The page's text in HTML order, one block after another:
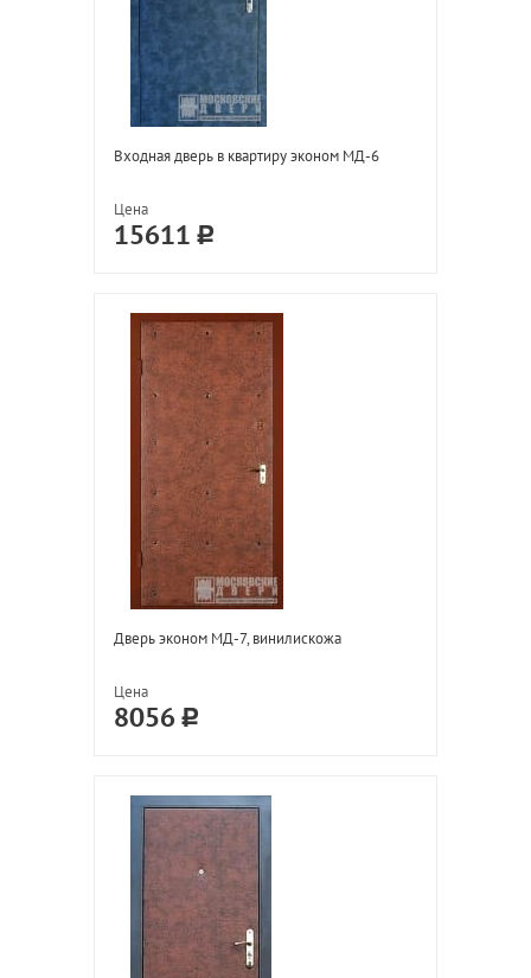
Входная дверь в квартиру эконом МД-6
Цена
15611
Дверь эконом МД-7, винилискожа
Цена
8056